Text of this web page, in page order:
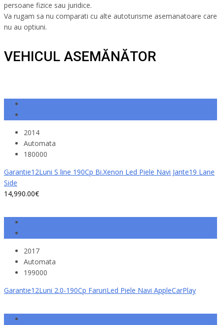
persoane fizice sau juridice.
Va rugam sa nu comparati cu alte autoturisme asemanatoare care
nu au optiuni.
VEHICUL ASEMĂNĂTOR
2014
Automata
180000
Garantie12Luni S line 190Cp Bi.Xenon Led Piele Navi Jante19 Lane
Side
14,990.00€
2017
Automata
199000
Garantie12Luni 2.0-190Cp FaruriLed Piele Navi AppleCarPlay